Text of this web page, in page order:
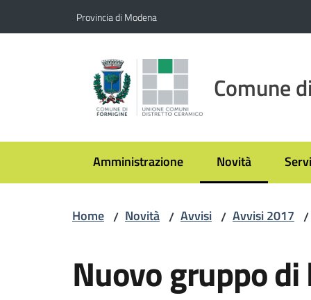
Provincia di Modena
Comune
Amministrazione Novità
Menu selezionato
Home / Novità / Avvisi / Avvisi 2017 /
Nuovo gruppo